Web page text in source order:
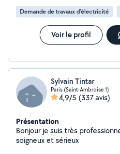
Demande de travaux d’électricité
Voir le profil
Sylvain Tintar
Paris (Saint-Ambroise 1)
4,9/5 (337 avis)
Présentation
Bonjour je suis très
soigneux et sérieux